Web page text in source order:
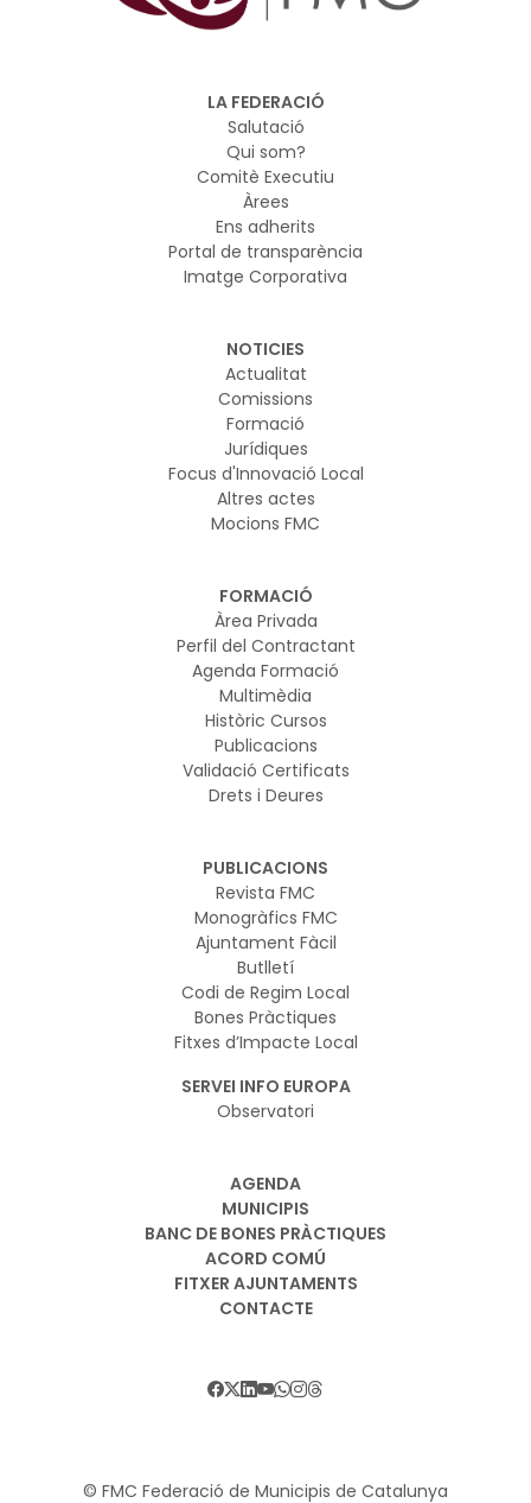
LA FEDERACIÓ
Salutació
Qui som?
Comitè Executiu
Àrees
Ens adherits
Portal de transparència
Imatge Corporativa
NOTICIES
Actualitat
Comissions
Formació
Jurídiques
Focus d'Innovació Local
Altres actes
Mocions FMC
FORMACIÓ
Àrea Privada
Perfil del Contractant
Agenda Formació
Multimèdia
Històric Cursos
Publicacions
Validació Certificats
Drets i Deures
PUBLICACIONS
Revista FMC
Monogràfics FMC
Ajuntament Fàcil
Butlletí
Codi de Regim Local
Bones Pràctiques
Fitxes d’Impacte Local
SERVEI INFO EUROPA
Observatori
AGENDA
MUNICIPIS
BANC DE BONES PRÀCTIQUES
ACORD COMÚ
FITXER AJUNTAMENTS
CONTACTE
© FMC Federació de Municipis de Catalunya